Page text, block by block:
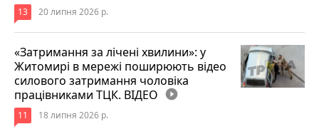
13 20 липня 2026 р.
«Затримання за лічені хвилини»: у
Житомирі в мережі поширюють відео
силового затримання чоловіка
працівниками ТЦК. ВІДЕО play_circle_filled
11 18 липня 2026 р.